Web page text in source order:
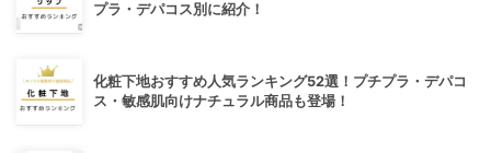
プラ・デパコス別に紹介！
化粧下地おすすめ人気ランキング52選！プチプラ・デパコ
ス・敏感肌向けナチュラル商品も登場！